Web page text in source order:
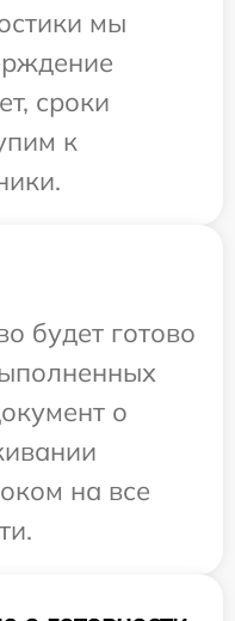
мы
сроки
к
будет готово
о
на все